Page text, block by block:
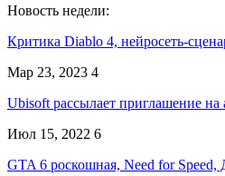
Новость недели:
Критика Diablo 4, нейросеть-
Мар 23, 2023 4
Ubisoft рассылает приглашение
Июл 15, 2022 6
GTA 6 роскошная, Need for